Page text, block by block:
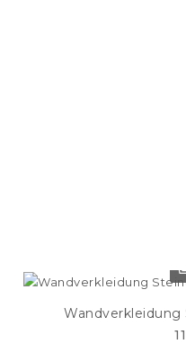
Wandverkleidung